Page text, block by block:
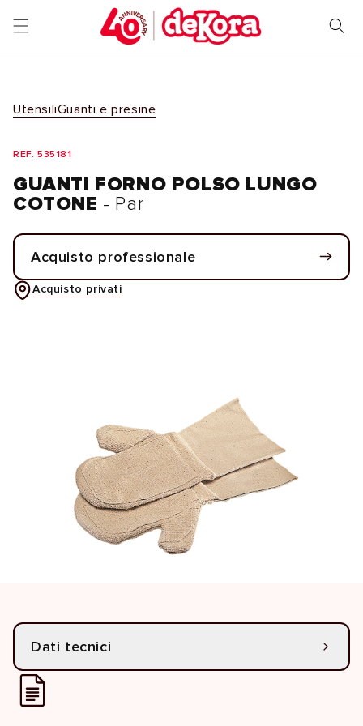
direttamente
ai contenuti
UtensiliGuanti e presine
REF. 535181
GUANTI FORNO POLSO LUNGO
COTONE - Par
Acquisto professionale
Acquisto privati
Dati tecnici